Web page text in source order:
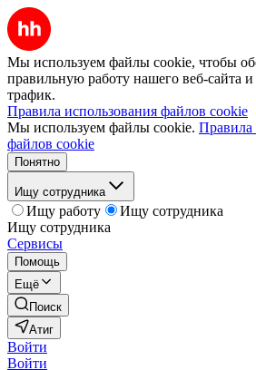
Мы используем файлы cookie, чтобы
правильную работу нашего веб-сайта и
трафик.
Правила использования файлов cookie
Мы используем файлы cookie. Правила
файлов cookie
Понятно
Ищу сотрудника
Ищу работу
Ищу сотрудника
Ищу сотрудника
Сервисы
Помощь
Ещё
Поиск
Атиг
Войти
Войти